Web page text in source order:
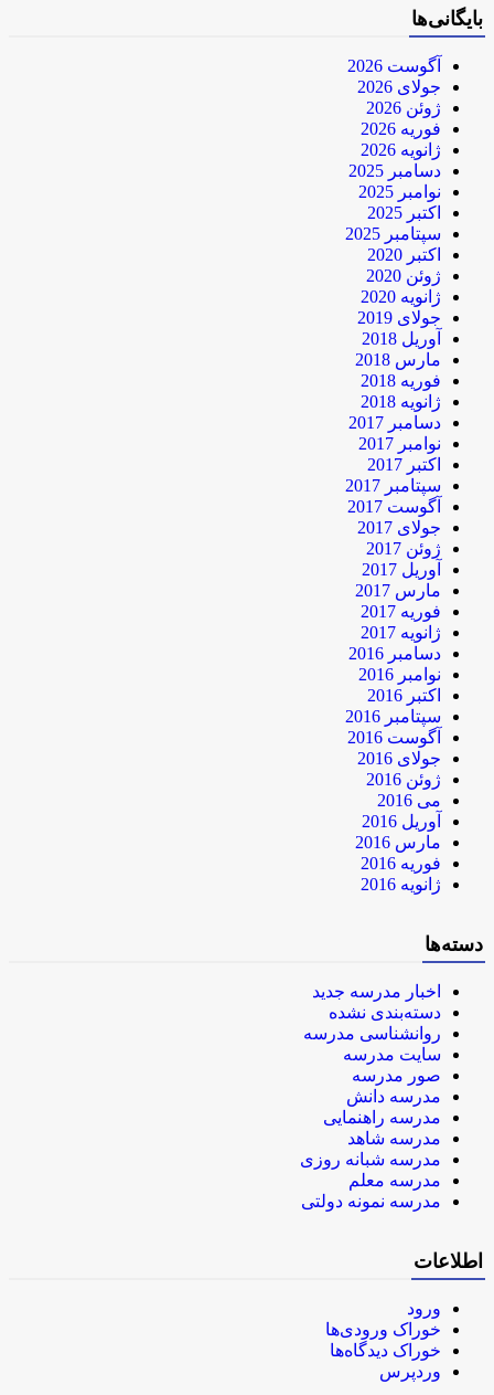
بایگانی‌ها
آگوست 2026
جولای 2026
ژوئن 2026
فوریه 2026
ژانویه 2026
دسامبر 2025
نوامبر 2025
اکتبر 2025
سپتامبر 2025
اکتبر 2020
ژوئن 2020
ژانویه 2020
جولای 2019
آوریل 2018
مارس 2018
فوریه 2018
ژانویه 2018
دسامبر 2017
نوامبر 2017
اکتبر 2017
سپتامبر 2017
آگوست 2017
جولای 2017
ژوئن 2017
آوریل 2017
مارس 2017
فوریه 2017
ژانویه 2017
دسامبر 2016
نوامبر 2016
اکتبر 2016
سپتامبر 2016
آگوست 2016
جولای 2016
ژوئن 2016
می 2016
آوریل 2016
مارس 2016
فوریه 2016
ژانویه 2016
دسته‌ها
اخبار مدرسه جدید
دسته‌بندی نشده
روانشناسی مدرسه
سایت مدرسه
صور مدرسه
مدرسه دانش
مدرسه راهنمایی
مدرسه شاهد
مدرسه شبانه روزی
مدرسه معلم
مدرسه نمونه دولتی
اطلاعات
ورود
خوراک ورودی‌ها
خوراک دیدگاه‌ها
وردپرس